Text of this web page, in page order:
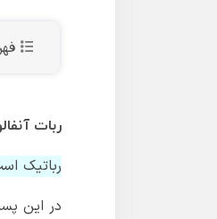
ربات
رباتیک
در این